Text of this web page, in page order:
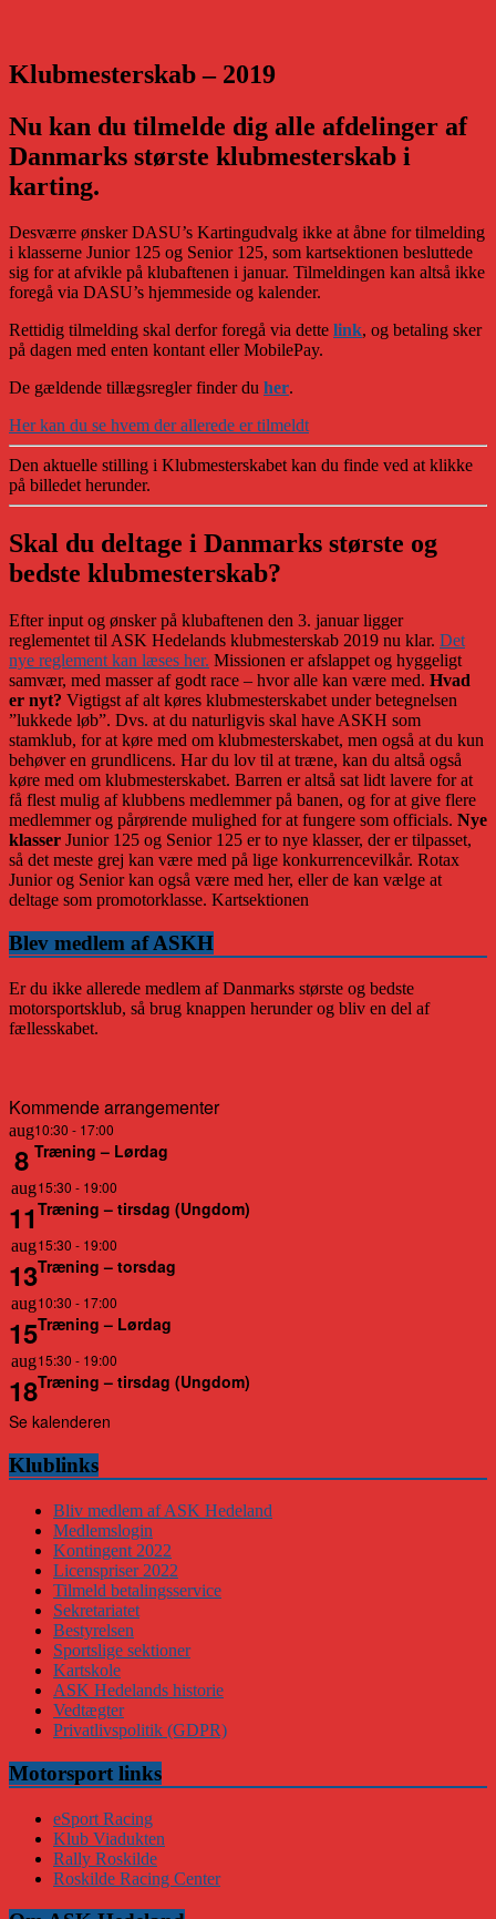
Klubmesterskab – 2019
Nu kan du tilmelde dig alle afdelinger af
Danmarks største klubmesterskab i
karting.
Desværre ønsker DASU’s Kartingudvalg ikke at åbne for tilmelding
i klasserne Junior 125 og Senior 125, som kartsektionen besluttede
sig for at afvikle på klubaftenen i januar. Tilmeldingen kan altså ikke
foregå via DASU’s hjemmeside og kalender.
Rettidig tilmelding skal derfor foregå via dette link, og betaling sker
på dagen med enten kontant eller MobilePay.
De gældende tillægsregler finder du her.
Her kan du se hvem der allerede er tilmeldt
Den aktuelle stilling i Klubmesterskabet kan du finde ved at klikke
på billedet herunder.
Skal du deltage i Danmarks største og
bedste klubmesterskab?
Efter input og ønsker på klubaftenen den 3. januar ligger
reglementet til ASK Hedelands klubmesterskab 2019 nu klar. Det
nye reglement kan læses her. Missionen er afslappet og hyggeligt
samvær, med masser af godt race – hvor alle kan være med. Hvad
er nyt? Vigtigst af alt køres klubmesterskabet under betegnelsen
”lukkede løb”. Dvs. at du naturligvis skal have ASKH som
stamklub, for at køre med om klubmesterskabet, men også at du kun
behøver en grundlicens. Har du lov til at træne, kan du altså også
køre med om klubmesterskabet. Barren er altså sat lidt lavere for at
få flest mulig af klubbens medlemmer på banen, og for at give flere
medlemmer og pårørende mulighed for at fungere som officials. Nye
klasser Junior 125 og Senior 125 er to nye klasser, der er tilpasset,
så det meste grej kan være med på lige konkurrencevilkår. Rotax
Junior og Senior kan også være med her, eller de kan vælge at
deltage som promotorklasse. Kartsektionen
Blev medlem af ASKH
Er du ikke allerede medlem af Danmarks største og bedste
motorsportsklub, så brug knappen herunder og bliv en del af
fællesskabet.
Kommende arrangementer
aug
8
10:30 - 17:00
Træning – Lørdag
aug
11
15:30 - 19:00
Træning – tirsdag (Ungdom)
aug
13
15:30 - 19:00
Træning – torsdag
aug
15
10:30 - 17:00
Træning – Lørdag
aug
18
15:30 - 19:00
Træning – tirsdag (Ungdom)
Se kalenderen
Klublinks
Bliv medlem af ASK Hedeland
Medlemslogin
Kontingent 2022
Licenspriser 2022
Tilmeld betalingsservice
Sekretariatet
Bestyrelsen
Sportslige sektioner
Kartskole
ASK Hedelands historie
Vedtægter
Privatlivspolitik (GDPR)
Motorsport links
eSport Racing
Klub Viadukten
Rally Roskilde
Roskilde Racing Center